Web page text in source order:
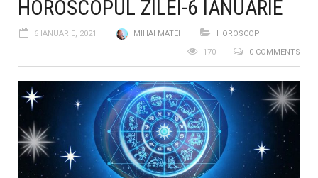
HOROSCOPUL ZILEI-6 IANUARIE
6 IANUARIE, 2021 MIHAI MATEI
HOROSCOP
0 COMMENTS
170